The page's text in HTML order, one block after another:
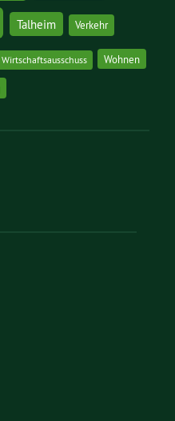
Talheim Verkehr
Wirtschaftsausschuss Wohnen